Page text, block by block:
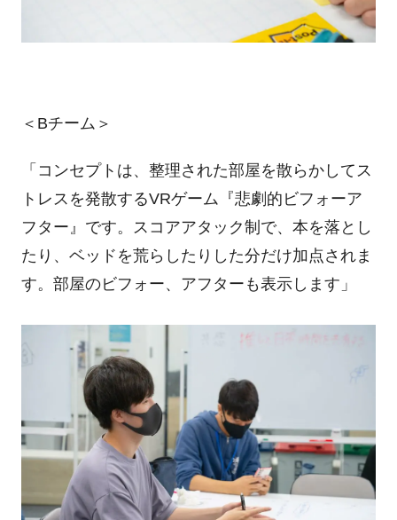
＜ Bチーム＞
「コンセプトは、整理された部屋を散らかしてス
トレスを発散するVRゲーム『悲劇的ビフォーア
フター』です。スコアアタック制で、本を落とし
たり、ベッドを荒らしたりした分だけ加点されま
す。部屋のビフォー、アフターも表示します」